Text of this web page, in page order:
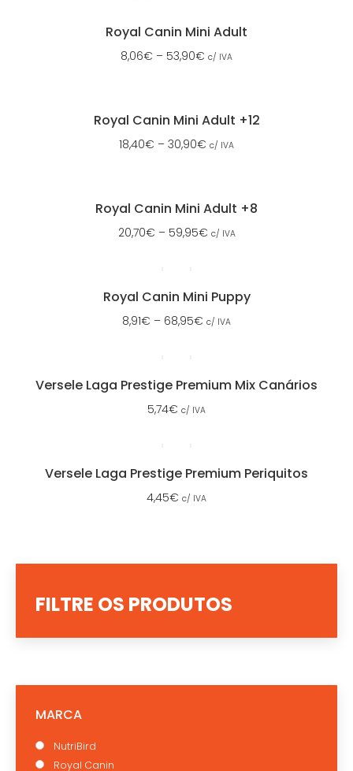
Royal Canin Mini Adult
8,06€ – 53,90€ c/ IVA
Royal Canin Mini Adult +12
18,40€ – 30,90€ c/ IVA
Royal Canin Mini Adult +8
20,70€ – 59,95€ c/ IVA
Royal Canin Mini Puppy
8,91€ – 68,95€ c/ IVA
Versele Laga Prestige Premium Mix Canários
5,74€ c/ IVA
Versele Laga Prestige Premium Periquitos
4,45€ c/ IVA
FILTRE OS PRODUTOS
MARCA
NutriBird
Royal Canin